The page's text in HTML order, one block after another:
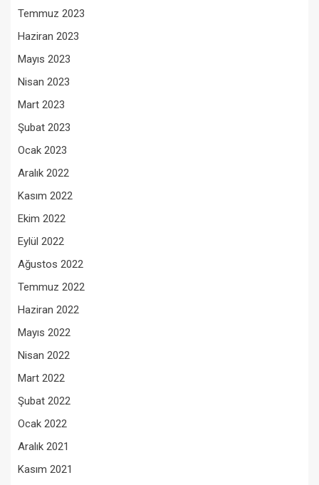
Temmuz 2023
Haziran 2023
Mayıs 2023
Nisan 2023
Mart 2023
Şubat 2023
Ocak 2023
Aralık 2022
Kasım 2022
Ekim 2022
Eylül 2022
Ağustos 2022
Temmuz 2022
Haziran 2022
Mayıs 2022
Nisan 2022
Mart 2022
Şubat 2022
Ocak 2022
Aralık 2021
Kasım 2021